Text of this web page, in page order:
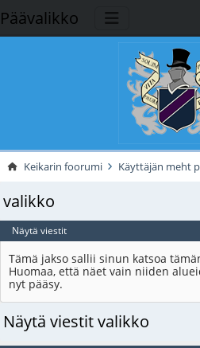
Päävalikko
Keikarin foorumi Käyttäjän meht
valikko
Näytä viestit
Tämä jakso sallii sinun katsoa
Huomaa, että näet vain niiden
nyt pääsy.
Näytä viestit valikko